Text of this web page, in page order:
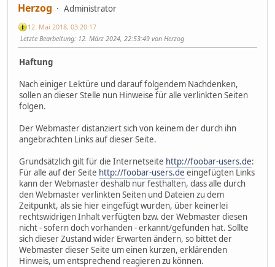
Herzog Administrator
12. Mai 2018, 03:20:17
Letzte Bearbeitung: 12. März 2024, 22:53:49 von Herzog
Haftung
Nach einiger Lektüre und darauf folgendem Nachdenken,
sollen an dieser Stelle nun Hinweise für alle verlinkten Seiten
folgen.
Der Webmaster distanziert sich von keinem der durch ihn
angebrachten Links auf dieser Seite.
Grundsätzlich gilt für die Internetseite http://foobar-users.de:
Für alle auf der Seite http://foobar-users.de eingefügten Links
kann der Webmaster deshalb nur festhalten, dass alle durch
den Webmaster verlinkten Seiten und Dateien zu dem
Zeitpunkt, als sie hier eingefügt wurden, über keinerlei
rechtswidrigen Inhalt verfügten bzw. der Webmaster diesen
nicht - sofern doch vorhanden - erkannt/gefunden hat. Sollte
sich dieser Zustand wider Erwarten ändern, so bittet der
Webmaster dieser Seite um einen kurzen, erklärenden
Hinweis, um entsprechend reagieren zu können.